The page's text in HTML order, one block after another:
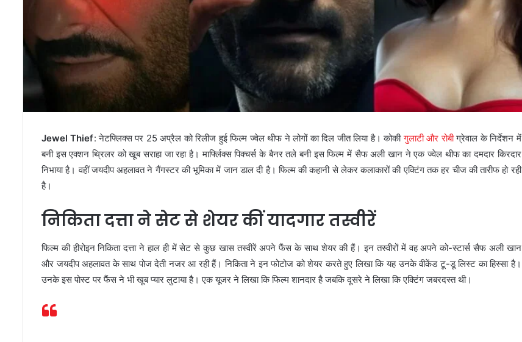
Jewel Thief: नेटफ्लिक्स पर 25 अप्रैल को रिलीज हुई फिल्म ज्वेल थीफ ने लोगों का दिल जीत लिया है। कोकीगुलाटी और रोबीग्रेवाल के निर्देशन में
बनी इस एक्शन थ्रिलर को खूब सराहा जा रहा है। मार्फ्लिक्स पिक्चर्स के बैनर तले बनी इस फिल्म में सैफ अली खान ने एक ज्वेल थीफ का दमदार किरदार
निभाया है। वहीं जयदीप अहलावत ने गैंगस्टर की भूमिका में जान डाल दी है। फिल्म की कहानी से लेकर कलाकारों की एक्टिंग तक हर चीज की तारीफ हो रही
है।
निकिता दत्ता ने सेट से शेयर कीं यादगार तस्वीरें
फिल्म की हीरोइन निकिता दत्ता ने हाल ही में सेट से कुछ खास तस्वीरें अपने फैंस के साथ शेयर की हैं। इन तस्वीरों में वह अपने को-स्टार्स सैफ अली खान
और जयदीप अहलावत के साथ पोज देती नजर आ रही हैं। निकिता ने इन फोटोज को शेयर करते हुए लिखा कि यह उनके वीकेंड टू-डू लिस्ट का हिस्सा है।
उनके इस पोस्ट पर फैंस ने भी खूब प्यार लुटाया है। एक यूजर ने लिखा कि फिल्म शानदार है जबकि दूसरे ने लिखा कि एक्टिंग जबरदस्त थी।